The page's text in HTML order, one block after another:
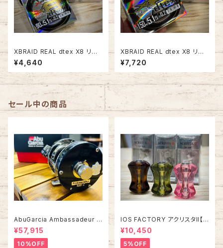
XBRAID REAL dtex X8 リア
ルデシテックスX8 90m #0.2/#
0.25/#0.3【究極の細糸PE】
¥4,640
XBRAID REAL dtex X8 リア
ルデシテックスX8 150m #0.2/
#0.25/#0.3【究極の細糸PE】
¥7,720
セール中の商品
AbuGarcia Ambassadeur 5
500C/5501C FACTORY TU
NED アンバサダー ファクトリー
チューン
¥57,915
10%OFF
IOS FACTORY アクリスタII【タ
イプA】
¥10,450
5%OFF